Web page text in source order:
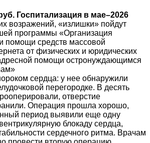
Госпитализация в мае–2026
возражений, «излишки» пойдут
программы «Организация
помощи средств массовой
от физических и юридических
помощи остронуждающимся
сердца: у нее обнаружили
перегородке. В десять
отверстие
Операция прошла хорошо,
период выявили еще одну
блокаду сердца,
сердечного ритма. Врачам